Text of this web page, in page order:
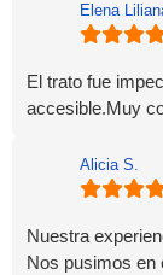
Elena
El trato fue
accesible.Muy
Alicia S.
Nuestra
Nos pusimos en